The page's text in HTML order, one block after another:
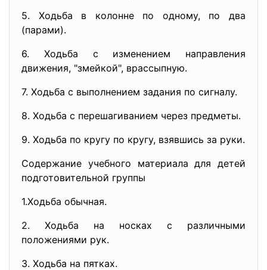
5. Ходьба в колонне по одному, по два
(парами).
6. Ходьба с изменением направления
движения, "змейкой", врассыпную.
7. Ходьба с выполнением задания по сигналу.
8. Ходьба с перешагиванием через предметы.
9. Ходьба по кругу по кругу, взявшись за руки.
Содержание учебного материала для детей
подготовительной группы
1.Ходьба обычная.
2. Ходьба на носках с различными
положениями рук.
3. Ходьба на пятках.